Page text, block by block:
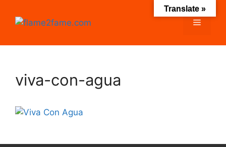
Inhalt
Menü
viva-con-agua
Translate »